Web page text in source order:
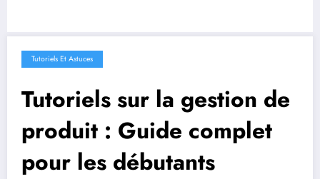
Tutoriels Et Astuces
Tutoriels sur la gestion de
produit : Guide complet
pour les débutants